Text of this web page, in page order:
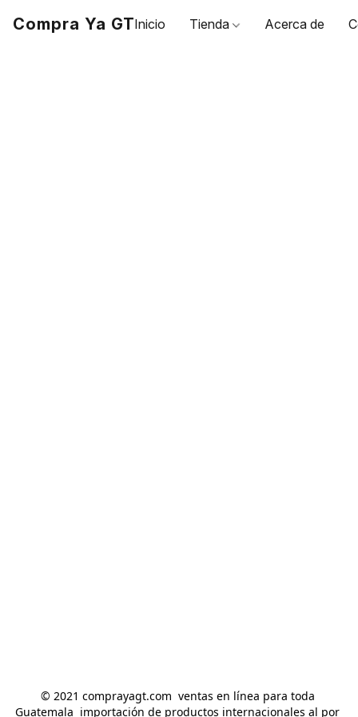
Compra Ya GTInicio Tienda Acerca de
© 2021 comprayagt.com  ventas en línea para toda
Guatemala  importación de productos internacionales al por